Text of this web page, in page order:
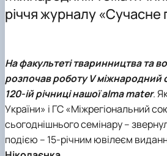
Навчально-науково-
Співпраця з роботодавцями
Сертифікатні курси
Фотогалерея
Наукові гуртки
Підготовка аспірантів та
річчя журналу «Сучасне
Нафакультеті тваринництва та
розпочав роботу V міжнародний
120-ій річниці нашої alma mater.
України» і ГС «Міжрегіональний
сьогоднішнього семінару –
подією – 15-річним ювілеєм